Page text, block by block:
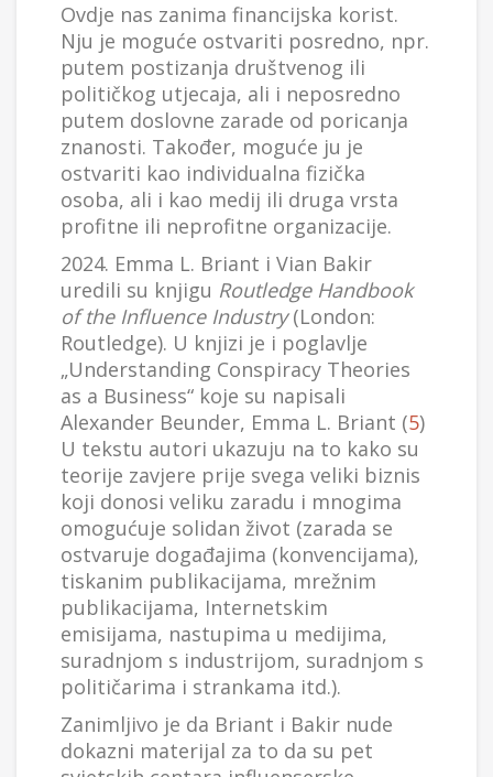
Ovdje nas zanima financijska korist.
Nju je moguće ostvariti posredno, npr.
putem postizanja društvenog ili
političkog utjecaja, ali i neposredno
putem doslovne zarade od poricanja
znanosti. Također, moguće ju je
ostvariti kao individualna fizička
osoba, ali i kao medij ili druga vrsta
profitne ili neprofitne organizacije.
2024. Emma L. Briant i Vian Bakir
uredili su knjigu Routledge Handbook
of the Influence Industry(London:
Routledge). U knjizi je i poglavlje
„Understanding Conspiracy Theories
as a Business“ koje su napisali
Alexander Beunder, Emma L. Briant (5)
U tekstu autori ukazuju na to kako su
teorije zavjere prije svega veliki biznis
koji donosi veliku zaradu i mnogima
omogućuje solidan život (zarada se
ostvaruje događajima (konvencijama),
tiskanim publikacijama, mrežnim
publikacijama, Internetskim
emisijama, nastupima u medijima,
suradnjom s industrijom, suradnjom s
političarima i strankama itd.).
Zanimljivo je da Briant i Bakir nude
dokazni materijal za to da su pet